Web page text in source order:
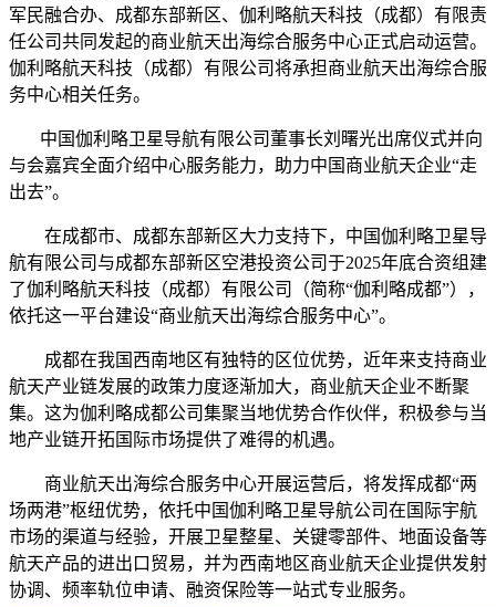
军民融合办、成都东部新区、伽利略航天科技（成都）有限责
任公司共同发起的商业航天出海综合服务中心正式启动运营。
伽利略航天科技（成都）有限公司将承担商业航天出海综合服
务中心相关任务。
中国伽利略卫星导航有限公司董事长刘曙光出席仪式并向
与会嘉宾全面介绍中心服务能力，助力中国商业航天企业“走
出去”。
在成都市、成都东部新区大力支持下，中国伽利略卫星导
航有限公司与成都东部新区空港投资公司于2025年底合资组建
了伽利略航天科技（成都）有限公司（简称“伽利略成都”），
依托这一平台建设“商业航天出海综合服务中心”。
成都在我国西南地区有独特的区位优势，近年来支持商业
航天产业链发展的政策力度逐渐加大，商业航天企业不断聚
集。这为伽利略成都公司集聚当地优势合作伙伴，积极参与当
地产业链开拓国际市场提供了难得的机遇。
商业航天出海综合服务中心开展运营后，将发挥成都“两
场两港”枢纽优势，依托中国伽利略卫星导航公司在国际宇航
市场的渠道与经验，开展卫星整星、关键零部件、地面设备等
航天产品的进出口贸易，并为西南地区商业航天企业提供发射
协调、频率轨位申请、融资保险等一站式专业服务。